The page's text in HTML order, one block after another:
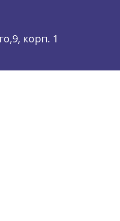
корп. 1